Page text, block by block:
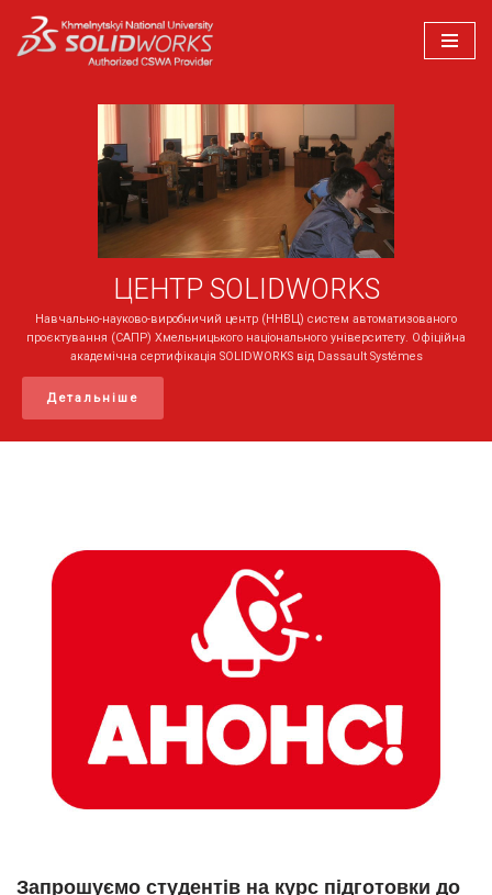
Перейти
ЦЕНТР SOLIDWORKS
Навчально-науково-виробничий центр (ННВЦ) систем автоматизованого
проєктування (САПР) Хмельницького національного університету. Офіційна
академічна сертифікація SOLIDWORKS від Dassault Systémes
Детальніше
Запрошуємо студентів на курс підготовки до